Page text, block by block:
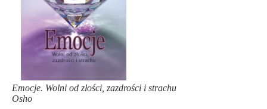
Emocje. Wolni od złości, zazdrości i strachu
Osho